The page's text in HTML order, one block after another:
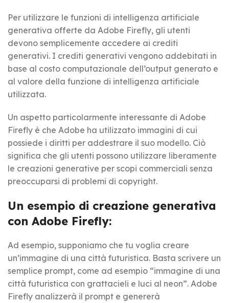
Per utilizzare le funzioni di intelligenza artificiale
generativa offerte da Adobe Firefly, gli utenti
devono semplicemente accedere ai crediti
generativi. I crediti generativi vengono addebitati in
base al costo computazionale dell’output generato e
al valore della funzione di intelligenza artificiale
utilizzata.
Un aspetto particolarmente interessante di Adobe
Firefly è che Adobe ha utilizzato immagini di cui
possiede i diritti per addestrare il suo modello. Ciò
significa che gli utenti possono utilizzare liberamente
le creazioni generative per scopi commerciali senza
preoccuparsi di problemi di copyright.
Un esempio di creazione generativa
con Adobe Firefly:
Ad esempio, supponiamo che tu voglia creare
un’immagine di una città futuristica. Basta scrivere un
semplice prompt, come ad esempio “immagine di una
città futuristica con grattacieli e luci al neon”. Adobe
Firefly analizzerà il prompt e genererà